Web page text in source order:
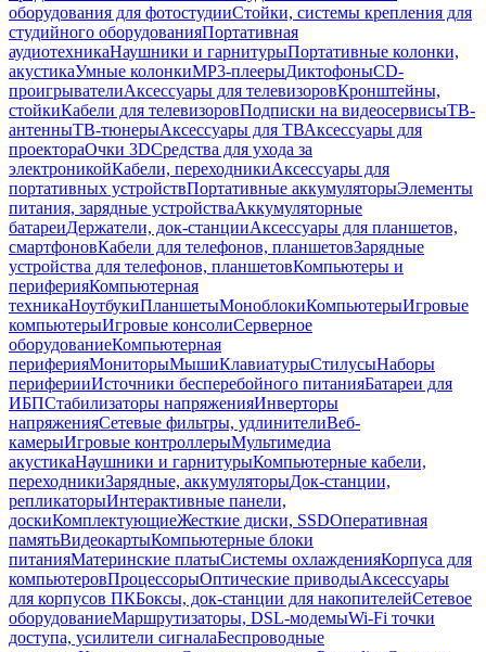
оборудования для фотостудииСтойки, системы крепления для
студийного оборудованияПортативная
аудиотехникаНаушники и гарнитурыПортативные колонки,
акустикаУмные колонкиMP3-плеерыДиктофоныCD-
проигрывателиАксессуары для телевизоровКронштейны,
стойкиКабели для телевизоровПодписки на видеосервисыТВ-
антенныТВ-тюнерыАксессуары для ТВАксессуары для
проектораОчки 3DСредства для ухода за
электроникойКабели, переходникиАксессуары для
портативных устройствПортативные аккумуляторыЭлементы
питания, зарядные устройстваАккумуляторные
батареиДержатели, док-станцииАксессуары для планшетов,
смартфоновКабели для телефонов, планшетовЗарядные
устройства для телефонов, планшетовКомпьютеры и
периферияКомпьютерная
техникаНоутбукиПланшетыМоноблокиКомпьютерыИгровые
компьютерыИгровые консолиСерверное
оборудованиеКомпьютерная
периферияМониторыМышиКлавиатурыСтилусыНаборы
периферииИсточники бесперебойного питанияБатареи для
ИБПСтабилизаторы напряженияИнверторы
напряженияСетевые фильтры, удлинителиВеб-
камерыИгровые контроллерыМультимедиа
акустикаНаушники и гарнитурыКомпьютерные кабели,
переходникиЗарядные, аккумуляторыДок-станции,
репликаторыИнтерактивные панели,
доскиКомплектующиеЖесткие диски, SSDОперативная
памятьВидеокартыКомпьютерные блоки
питанияМатеринские платыСистемы охлажденияКорпуса для
компьютеровПроцессорыОптические приводыАксессуары
для корпусов ПКБоксы, док-станции для накопителейСетевое
оборудованиеМаршрутизаторы, DSL-модемыWi-Fi точки
доступа, усилители сигналаБеспроводные